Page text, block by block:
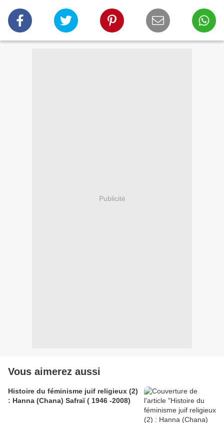
Publicité
Vous aimerez aussi
Histoire du féminisme juif religieux (2)
: Hanna (Chana) Safraï ( 1946 -2008)